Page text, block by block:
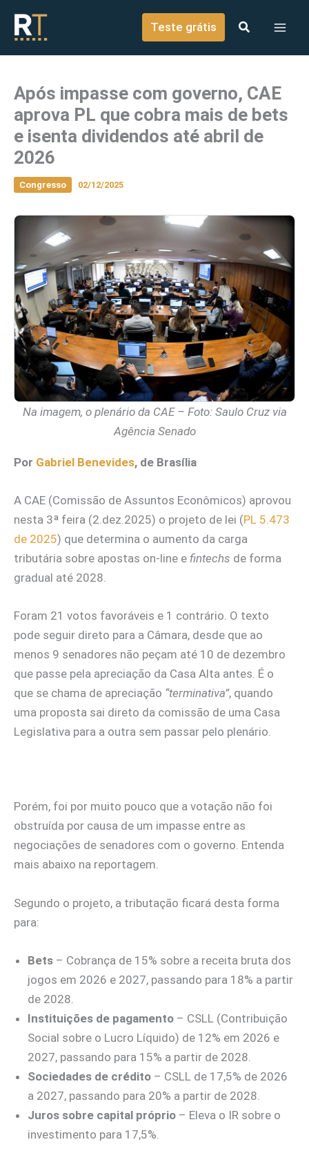
conteúdo
Teste grátis
Após impasse com governo, CAE
aprova PL que cobra mais de bets
e isenta dividendos até abril de
2026
Congresso 02/12/2025
Na imagem, o plenário da CAE – Foto: Saulo Cruz via
Agência Senado
Por Gabriel Benevides, de Brasília
A CAE (Comissão de Assuntos Econômicos) aprovou
nesta 3ª feira (2.dez.2025) o projeto de lei (PL 5.473
de 2025) que determina o aumento da carga
tributária sobre apostas on-line e fintechs de forma
gradual até 2028.
Foram 21 votos favoráveis e 1 contrário. O texto
pode seguir direto para a Câmara, desde que ao
menos 9 senadores não peçam até 10 de dezembro
que passe pela apreciação da Casa Alta antes. É o
que se chama de apreciação “terminativa”, quando
uma proposta sai direto da comissão de uma Casa
Legislativa para a outra sem passar pelo plenário.
Porém, foi por muito pouco que a votação não foi
obstruída por causa de um impasse entre as
negociações de senadores com o governo. Entenda
mais abaixo na reportagem.
Segundo o projeto, a tributação ficará desta forma
para:
Bets – Cobrança de 15% sobre a receita bruta dos
jogos em 2026 e 2027, passando para 18% a partir
de 2028.
Instituições de pagamento – CSLL (Contribuição
Social sobre o Lucro Líquido) de 12% em 2026 e
2027, passando para 15% a partir de 2028.
Sociedades de crédito – CSLL de 17,5% de 2026
a 2027, passando para 20% a partir de 2028.
Juros sobre capital próprio – Eleva o IR sobre o
investimento para 17,5%.